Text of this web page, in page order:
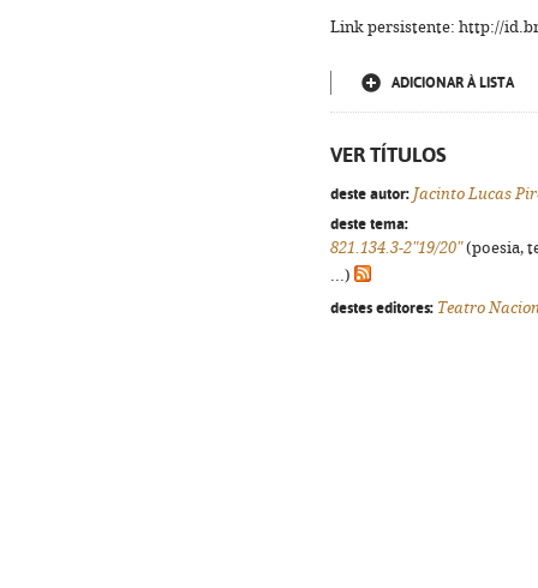
Link persistente: http://
ADICIONAR À LISTA
VER TÍTULOS
deste autor: Jacinto Lucas
deste tema:
821.134.3-2"19/20"(poesia,
...)
destes editores: Teatro